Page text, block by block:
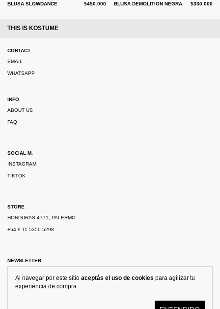
Al navegar por este sitio aceptás el uso de cookies para agilizar tu
experiencia de compra.
BLUSA SLOWDANCE $450.000 BLUSA DEMOLITION NEGRA $330.000
THIS IS KOSTÜME
CONTACT
EMAIL
WHATSAPP
INFO
ABOUT US
FAQ
SOCIAL M.
INSTAGRAM
TIKTOK
STORE
HONDURAS 4771, PALERMO
+54 9 11 5350 5298
NEWSLETTER